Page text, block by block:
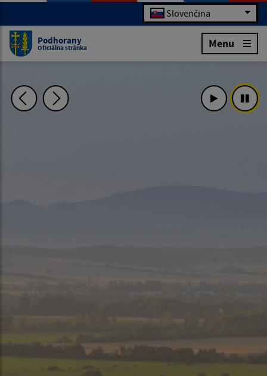
Slovenčina
Podhorany
Oficiálna stránka Menu